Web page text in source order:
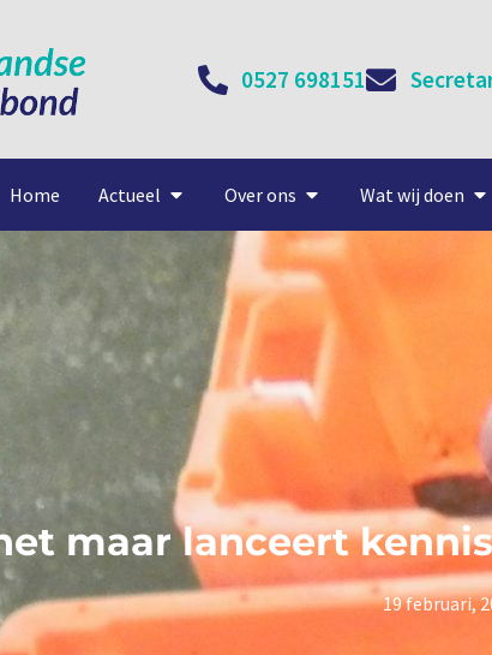
0527 698151
Home Actueel Over ons Wat wij doen
maar lanceert
19 februari,